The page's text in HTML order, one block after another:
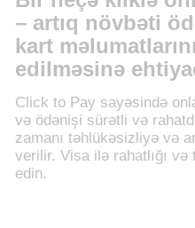
– artıq növbəti
kart
edilməsinə
Click to Pay sayəsində
və ödənişi sürətli və
zamanı təhlükəsizliyə və
verilir. Visa ilə rahatlığı
edin.